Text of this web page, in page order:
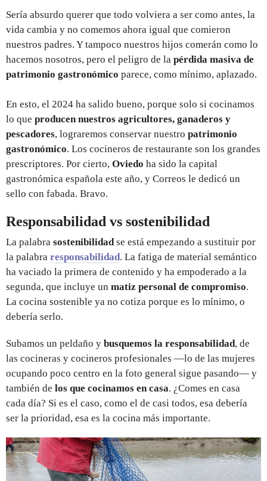
Sería absurdo querer que todo volviera a ser como antes, la
vida cambia y no comemos ahora igual que comieron
nuestros padres. Y tampoco nuestros hijos comerán como lo
hacemos nosotros, pero el peligro de la pérdida masiva de
patrimonio gastronómico parece, como mínimo, aplazado.
En esto, el 2024 ha salido bueno, porque solo si cocinamos
lo que producen nuestros agricultores, ganaderos y
pescadores, lograremos conservar nuestro patrimonio
gastronómico. Los cocineros de restaurante son los grandes
prescriptores. Por cierto, Oviedo ha sido la capital
gastronómica española este año, y Correos le dedicó un
sello con fabada. Bravo.
Responsabilidad vs sostenibilidad
La palabra sostenibilidadse está empezando a sustituir por
la palabra responsabilidad. La fatiga de material semántico
ha vaciado la primera de contenido y ha empoderado a la
segunda, que incluye un matiz personal de compromiso.
La cocina sostenible ya no cotiza porque es lo mínimo, o
debería serlo.
Subamos un peldaño y busquemos la responsabilidad, de
las cocineras y cocineros profesionales —lo de las mujeres
ocupando poco centro en la foto general sigue pasando— y
también de los que cocinamos en casa. ¿Comes en casa
cada día? Si es el caso, como el de casi todos, esa debería
ser la prioridad, esa es la cocina más importante.